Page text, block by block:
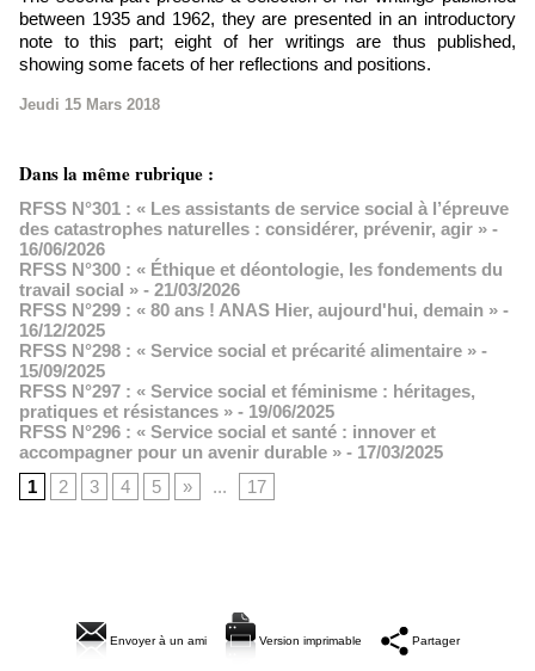
between 1935 and 1962, they are presented in an introductory
note to this part; eight of her writings are thus published,
showing some facets of her reflections and positions.
Jeudi 15 Mars 2018
Dans la même rubrique :
RFSS N°301 : « Les assistants de service social à l’épreuve
des catastrophes naturelles : considérer, prévenir, agir » -
16/06/2026
RFSS N°300 : « Éthique et déontologie, les fondements du
travail social » - 21/03/2026
RFSS N°299 : « 80 ans ! ANAS Hier, aujourd'hui, demain » -
16/12/2025
RFSS N°298 : « Service social et précarité alimentaire » -
15/09/2025
RFSS N°297 : « Service social et féminisme : héritages,
pratiques et résistances » - 19/06/2025
RFSS N°296 : « Service social et santé : innover et
accompagner pour un avenir durable » - 17/03/2025
1
2 3 4 5 » ... 17
Envoyer à un ami Version imprimable Partager